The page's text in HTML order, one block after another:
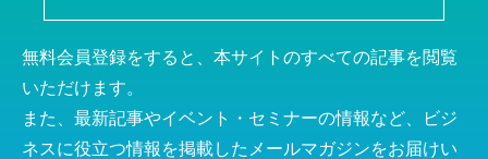
無料会員登録をすると、本サイトのすべての記事を閲覧
いただけます。
また、最新記事やイベント・セミナーの情報など、ビジ
ネスに役立つ情報を掲載したメールマガジンをお届けい